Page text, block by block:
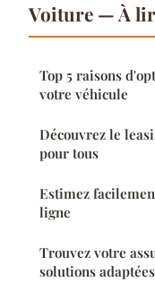
Voiture — À
Top 5 raisons
votre véhicule
Découvrez le
pour tous
Estimez
ligne
Trouvez votre
solutions